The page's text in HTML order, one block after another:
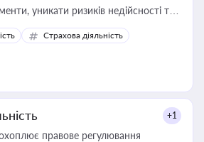
уникати ризиків недійсності та
прийняття органами влади та
Страхова діяльність
+1
правове регулювання